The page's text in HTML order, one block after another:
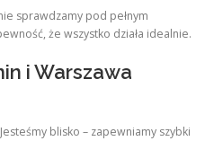
sprawdzamy pod pełnym
że wszystko działa idealnie.
i Warszawa
Jesteśmy blisko – zapewniamy szybki